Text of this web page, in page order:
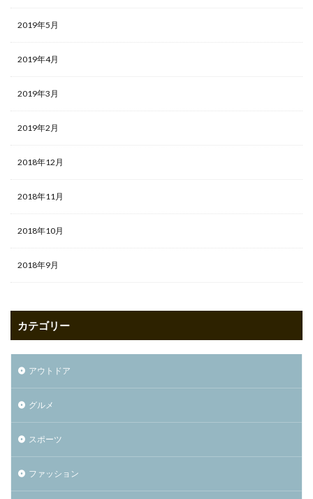
2019年5月
2019年4月
2019年3月
2019年2月
2018年12月
2018年11月
2018年10月
2018年9月
カテゴリー
アウトドア
グルメ
スポーツ
ファッション